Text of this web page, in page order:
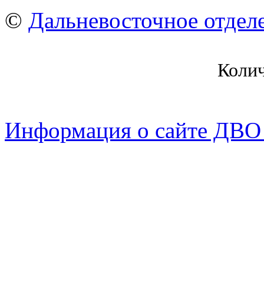
© Дальневосточное
Информация о сайте